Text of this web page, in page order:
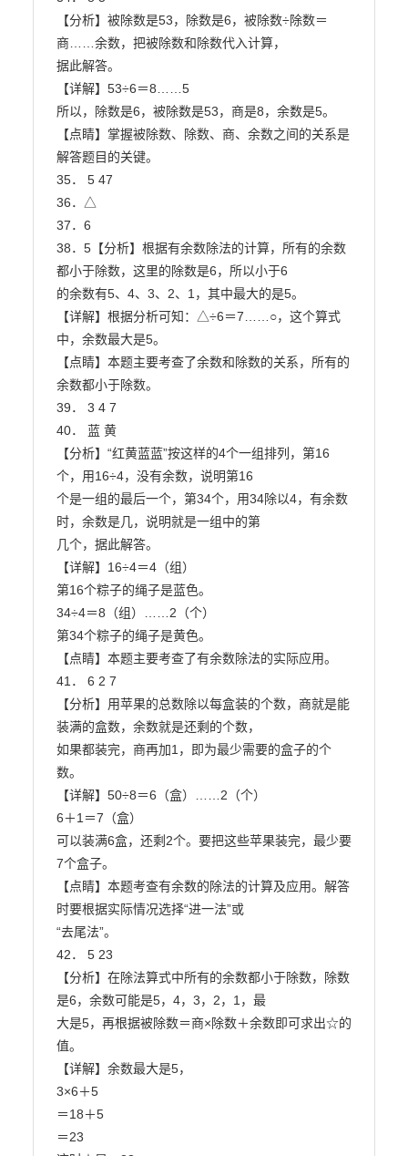
【分析】被除数是53，除数是6，被除数÷除数＝
商……余数，把被除数和除数代入计算，
据此解答。
【详解】53÷6＝8……5
所以，除数是6，被除数是53，商是8，余数是5。
【点睛】掌握被除数、除数、商、余数之间的关系是
解答题目的关键。
35． 5 47
36．△
37．6
38．5【分析】根据有余数除法的计算，所有的余数
都小于除数，这里的除数是6，所以小于6
的余数有5、4、3、2、1，其中最大的是5。
【详解】根据分析可知：△÷6＝7……○，这个算式
中，余数最大是5。
【点睛】本题主要考查了余数和除数的关系，所有的
余数都小于除数。
39． 3 4 7
40． 蓝 黄
【分析】“红黄蓝蓝”按这样的4个一组排列，第16
个，用16÷4，没有余数，说明第16
个是一组的最后一个，第34个，用34除以4，有余数
时，余数是几，说明就是一组中的第
几个，据此解答。
【详解】16÷4＝4（组）
第16个粽子的绳子是蓝色。
34÷4＝8（组）……2（个）
第34个粽子的绳子是黄色。
【点睛】本题主要考查了有余数除法的实际应用。
41． 6 2 7
【分析】用苹果的总数除以每盒装的个数，商就是能
装满的盒数，余数就是还剩的个数，
如果都装完，商再加1，即为最少需要的盒子的个
数。
【详解】50÷8＝6（盒）……2（个）
6＋1＝7（盒）
可以装满6盒，还剩2个。要把这些苹果装完，最少要
7个盒子。
【点睛】本题考查有余数的除法的计算及应用。解答
时要根据实际情况选择“进一法”或
“去尾法”。
42． 5 23
【分析】在除法算式中所有的余数都小于除数，除数
是6，余数可能是5，4，3，2，1，最
大是5，再根据被除数＝商×除数＋余数即可求出☆的
值。
【详解】余数最大是5，
3×6＋5
＝18＋5
＝23